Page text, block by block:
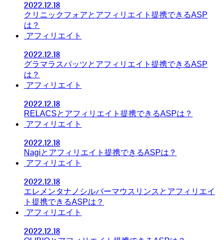
2022.12.18
クリニックフォアとアフィリエイト提携できるASP
は？
アフィリエイト
2022.12.18
グラマラスパッツとアフィリエイト提携できるASP
は？
アフィリエイト
2022.12.18
RELACSとアフィリエイト提携できるASPは？
アフィリエイト
2022.12.18
Nagiとアフィリエイト提携できるASPは？
アフィリエイト
2022.12.18
エレメンタナノシルバーマウスリンスとアフィリエイ
ト提携できるASPは？
アフィリエイト
2022.12.18